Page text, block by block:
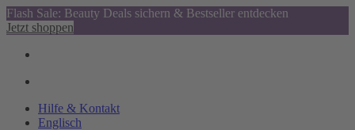
Flash Sale: Beauty Deals sichern & Bestseller entdecken
Jetzt shoppen
Hilfe & Kontakt
Englisch